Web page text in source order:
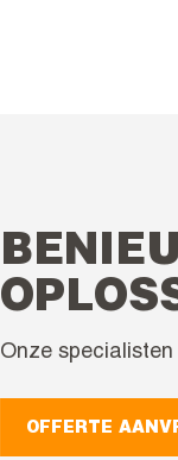
Onze
OFFERTE